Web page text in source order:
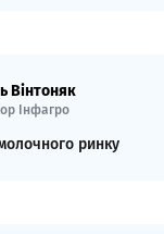
Вінтоняк
Інфагро
ринку